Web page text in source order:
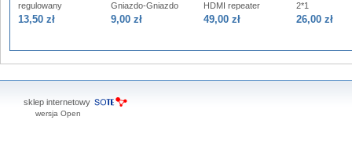
regulowany
13,50 zł
Gniazdo-Gniazdo
9,00 zł
HDMI repeater
49,00 zł
2*1
26,00 zł
sklep internetowy
wersja Open